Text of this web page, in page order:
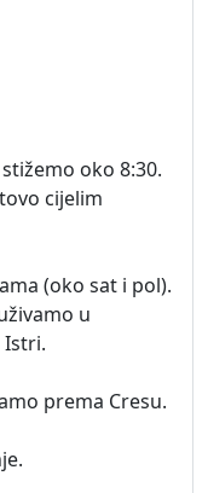
oko 8:30.
cijelim
(oko sat i pol).
u
Istri.
prema Cresu.